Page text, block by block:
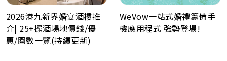
2026港九新界婚宴酒樓推
介| 25+擺酒場地價錢/優
惠/圍數一覽(持續更新)
WeVow一站式婚禮籌備手
機應用程式 強勢登場!